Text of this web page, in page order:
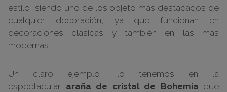
estilo, siendo uno de los objeto más destacados de
cualquier decoración, ya que funcionan en
decoraciones clásicas y también en las más
modernas.
Un claro ejemplo, lo tenemos en la
espectacular araña de cristal de Bohemia que